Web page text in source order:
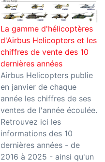
La gamme d'hélicoptères
d'Airbus Helicopters et les
chiffres de vente des 10
dernières années
Airbus Helicopters publie
en janvier de chaque
année les chiffres de ses
ventes de l'année écoulée.
Retrouvez ici les
informations des 10
dernières années - de
2016 à 2025 - ainsi qu'un